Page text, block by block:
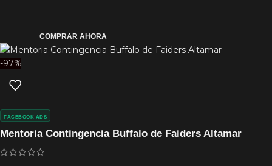
COMPRAR AHORA
-97%
Mentoria Contingencia Buffalo de Faiders Altamar
FACEBOOK ADS